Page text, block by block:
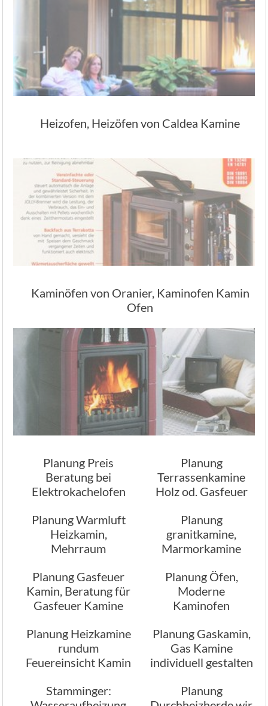
Heizofen, Heizöfen von Caldea Kamine
Kaminöfen von Oranier, Kaminofen Kamin
Ofen
Planung Preis
Beratung bei
Elektrokachelofen
Planung
Terrassenkamine
Holz od. Gasfeuer
Planung Warmluft
Heizkamin,
Mehrraum
Planung
granitkamine,
Marmorkamine
Planung Gasfeuer
Kamin, Beratung für
Gasfeuer Kamine
Planung Öfen,
Moderne
Kaminofen
Planung Heizkamine
rundum
Feuereinsicht Kamin
Planung Gaskamin,
Gas Kamine
individuell gestalten
Stamminger:
Planung